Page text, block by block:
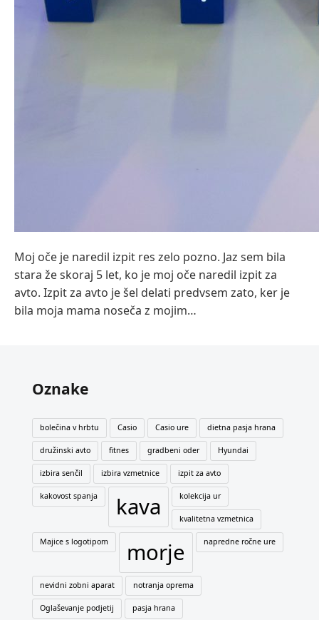
Moj oče je naredil izpit res zelo pozno. Jaz sem bila
stara že skoraj 5 let, ko je moj oče naredil izpit za
avto. Izpit za avto je šel delati predvsem zato, ker je
bila moja mama noseča z mojim…
Oznake
bolečina v hrbtu Casio Casio ure dietna pasja hrana
družinski avto fitnes gradbeni oder Hyundai
izbira senčil izbira vzmetnice izpit za avto
kakovost spanja kava kolekcija ur
kvalitetna vzmetnica
Majice s logotipom morje napredne ročne ure
nevidni zobni aparat notranja oprema
Oglaševanje podjetij pasja hrana